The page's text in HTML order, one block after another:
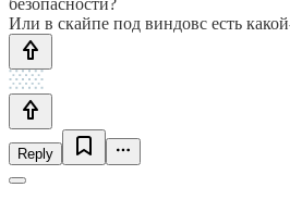
Или в скайпе под виндовс есть
Reply